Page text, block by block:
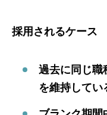
採用されるケース
過去に同じ職
を維持してい